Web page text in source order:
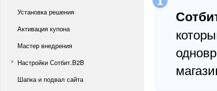
Установка решения
Активация купона
Мастер внедрения
Настройки Сотбит.B2B
Шапка и подвал сайта